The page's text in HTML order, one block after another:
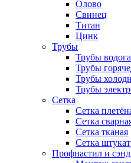
Олово
Свинец
Титан
Цинк
Трубы
Трубы
Трубы
Трубы
Трубы
Сетка
Сетка
Сетка
Сетка тканая
Сетка
Профнастил и